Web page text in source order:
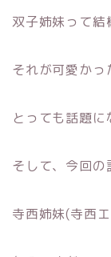
双子姉妹って結
それが可愛かっ
とっても話題に
そして、今回の
寺西姉妹(寺西